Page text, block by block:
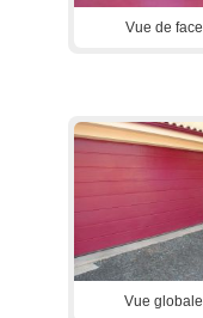
Vue de face
Vue globale